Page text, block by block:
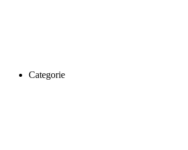
Categorie